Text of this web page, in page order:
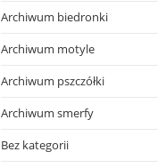
Archiwum biedronki
Archiwum motyle
Archiwum pszczółki
Archiwum smerfy
Bez kategorii